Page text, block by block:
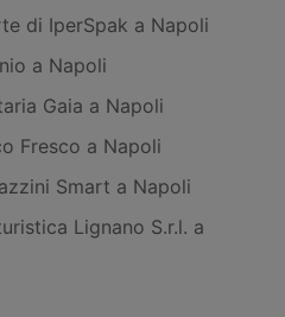
di IperSpak a Napoli
a Napoli
Gaia a Napoli
Fresco a Napoli
Smart a Napoli
Lignano S.r.l. a